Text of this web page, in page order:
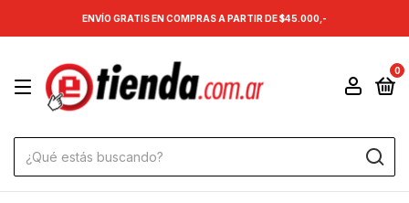
ENVÍO GRATIS EN COMPRAS A PARTIR DE $45.000,-
0